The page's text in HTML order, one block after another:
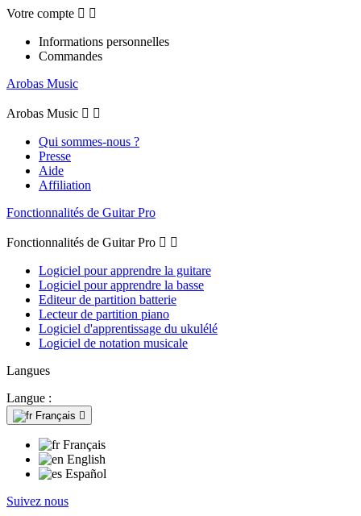
Votre compte  
Informations personnelles
Commandes
Arobas Music
Arobas Music  
Qui sommes-nous ?
Presse
Aide
Affiliation
Fonctionnalités de Guitar Pro
Fonctionnalités de Guitar Pro  
Logiciel pour apprendre la guitare
Logiciel pour apprendre la basse
Editeur de partition batterie
Lecteur de partition piano
Logiciel d'apprentissage du ukulélé
Logiciel de notation musicale
Langues
Langue :
Français 
Français
English
Español
Suivez nous